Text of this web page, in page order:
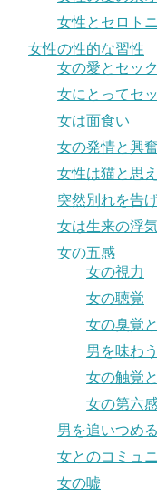
女性とセロト
女性の性的な習性
女の愛とセッ
女にとってセ
女は面食い
女の発情と興奮
女性は猫と思え
突然別れを告
女は生来の浮
女の五感
女の視力
女の聴覚
女の臭覚
男を味わ
女の触覚
女の第六
男を追いつめ
女とのコミュ
女の嘘